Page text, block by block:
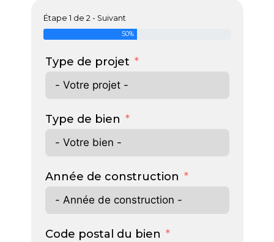
Étape 1 de 2 - Suivant
50%
Type de projet
Type de bien
Année de construction
Code postal du bien